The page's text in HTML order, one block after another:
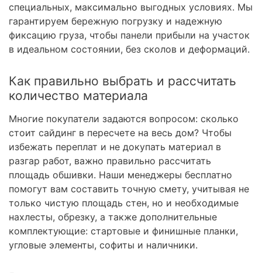
специальных, максимально выгодных условиях. Мы
гарантируем бережную погрузку и надежную
фиксацию груза, чтобы панели прибыли на участок
в идеальном состоянии, без сколов и деформаций.
Как правильно выбрать и рассчитать
количество материала
Многие покупатели задаются вопросом: сколько
стоит сайдинг в пересчете на весь дом? Чтобы
избежать переплат и не докупать материал в
разгар работ, важно правильно рассчитать
площадь обшивки. Наши менеджеры бесплатно
помогут вам составить точную смету, учитывая не
только чистую площадь стен, но и необходимые
нахлесты, обрезку, а также дополнительные
комплектующие: стартовые и финишные планки,
угловые элементы, софиты и наличники.